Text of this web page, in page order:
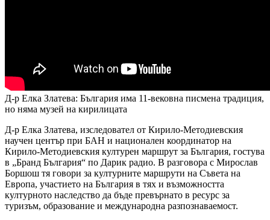
Д-р Елка Златева: България има 11-вековна писмена традиция,
но няма музей на кирилицата
Д-р Елка Златева, изследовател от Кирило-Методиевския
научен център при БАН и национален координатор на
Кирило-Методиевския културен маршрут за България, гостува
в „Бранд България“ по Дарик радио. В разговора с Мирослав
Боршош тя говори за културните маршрути на Съвета на
Европа, участието на България в тях и възможността
културното наследство да бъде превърнато в ресурс за
туризъм, образование и международна разпознаваемост.